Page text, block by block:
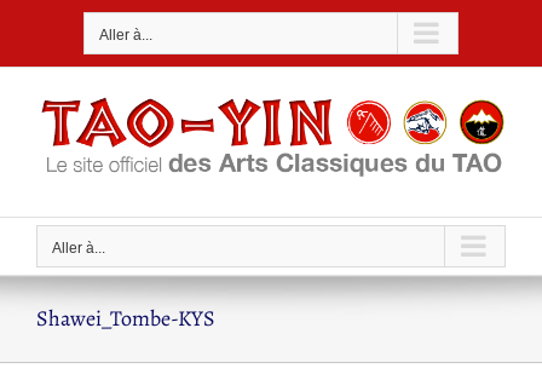
Aller à...
Aller à...
Shawei_Tombe-KYS